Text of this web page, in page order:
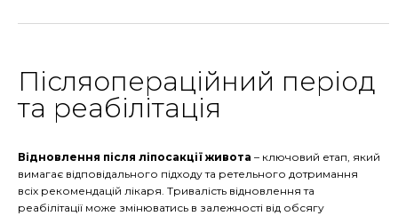
Післяопераційний період
та реабілітація
Відновлення після ліпосакції живота – ключовий етап, який
вимагає відповідального підходу та ретельного дотримання
всіх рекомендацій лікаря. Тривалість відновлення та
реабілітації може змінюватись в залежності від обсягу